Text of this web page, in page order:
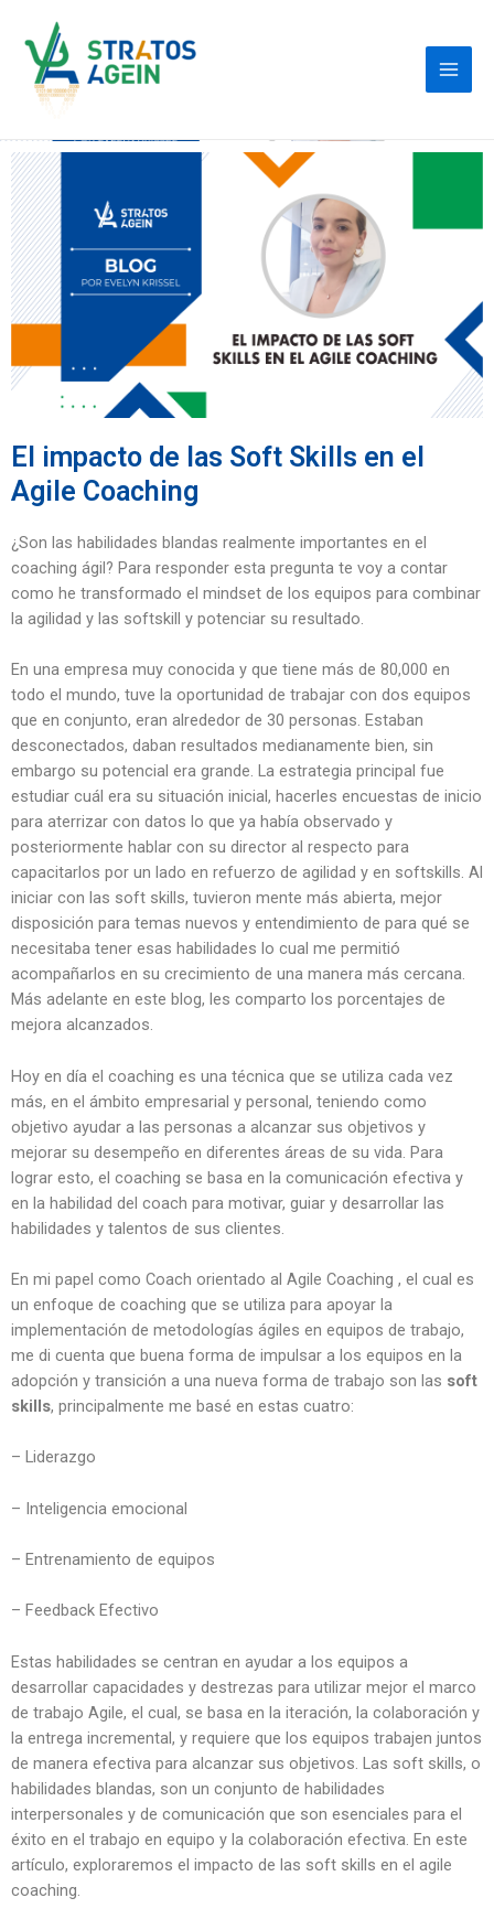
El impacto de las Soft Skills en el
Agile Coaching
¿Son las habilidades blandas realmente importantes en el
coaching ágil? Para responder esta pregunta te voy a contar
como he transformado el mindset de los equipos para combinar
la agilidad y las softskill y potenciar su resultado.
En una empresa muy conocida y que tiene más de 80,000 en
todo el mundo, tuve la oportunidad de trabajar con dos equipos
que en conjunto, eran alrededor de 30 personas. Estaban
desconectados, daban resultados medianamente bien, sin
embargo su potencial era grande. La estrategia principal fue
estudiar cuál era su situación inicial, hacerles encuestas de inicio
para aterrizar con datos lo que ya había observado y
posteriormente hablar con su director al respecto para
capacitarlos por un lado en refuerzo de agilidad y en softskills. Al
iniciar con las soft skills, tuvieron mente más abierta, mejor
disposición para temas nuevos y entendimiento de para qué se
necesitaba tener esas habilidades lo cual me permitió
acompañarlos en su crecimiento de una manera más cercana.
Más adelante en este blog, les comparto los porcentajes de
mejora alcanzados.
Hoy en día el coaching es una técnica que se utiliza cada vez
más, en el ámbito empresarial y personal, teniendo como
objetivo ayudar a las personas a alcanzar sus objetivos y
mejorar su desempeño en diferentes áreas de su vida. Para
lograr esto, el coaching se basa en la comunicación efectiva y
en la habilidad del coach para motivar, guiar y desarrollar las
habilidades y talentos de sus clientes.
En mi papel como Coach orientado al Agile Coaching , el cual es
un enfoque de coaching que se utiliza para apoyar la
implementación de metodologías ágiles en equipos de trabajo,
me di cuenta que buena forma de impulsar a los equipos en la
adopción y transición a una nueva forma de trabajo son las soft
skills, principalmente me basé en estas cuatro:
– Liderazgo
– Inteligencia emocional
– Entrenamiento de equipos
– Feedback Efectivo
Estas habilidades se centran en ayudar a los equipos a
desarrollar capacidades y destrezas para utilizar mejor el marco
de trabajo Agile, el cual, se basa en la iteración, la colaboración y
la entrega incremental, y requiere que los equipos trabajen juntos
de manera efectiva para alcanzar sus objetivos. Las soft skills, o
habilidades blandas, son un conjunto de habilidades
interpersonales y de comunicación que son esenciales para el
éxito en el trabajo en equipo y la colaboración efectiva. En este
artículo, exploraremos el impacto de las soft skills en el agile
coaching.